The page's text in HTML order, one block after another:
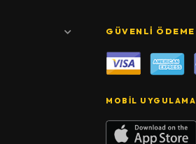
GÜVENLI ÖDEME
MOBIL UYGULAMA